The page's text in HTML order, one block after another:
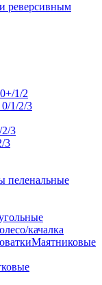
реверсивным
1/2
0/1/2/3
2/3
3
пеленальные
качалка
Маятниковые